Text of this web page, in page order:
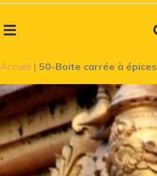
Accueil | 50-Boite carrée à épices